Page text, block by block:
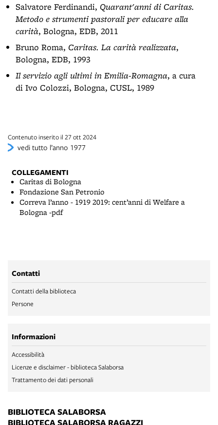
Salvatore Ferdinandi, Quarant'anni di Caritas.
Metodo e strumenti pastorali per educare alla
carità, Bologna, EDB, 2011
Bruno Roma, Caritas. La carità realizzata,
Bologna, EDB, 1993
Il servizio agli ultimi in Emilia-Romagna, a cura
di Ivo Colozzi, Bologna, CUSL, 1989
Contenuto inserito il 27 ott 2024
vedi tutto l’anno 1977
COLLEGAMENTI
Caritas di Bologna
Fondazione San Petronio
Correva l’anno - 1919 2019: cent’anni di Welfare a
Bologna -pdf
Contatti
Contatti della biblioteca
Persone
Informazioni
Accessibilità
Licenze e disclaimer - biblioteca Salaborsa
Trattamento dei dati personali
BIBLIOTECA SALABORSA
BIBLIOTECA SALABORSA RAGAZZI